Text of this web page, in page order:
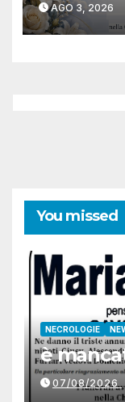
AGO 3, 2026
You missed
NECROLOGIE
è
07/08/2026